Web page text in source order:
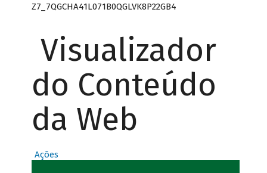
Z7_7QGCHA41L071B0QGLVK8P22GB4
Visualizador
do Conteúdo
da Web
Ações